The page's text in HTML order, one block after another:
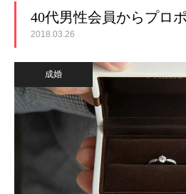
40代男性会員からプロ
2018.03.26
成婚